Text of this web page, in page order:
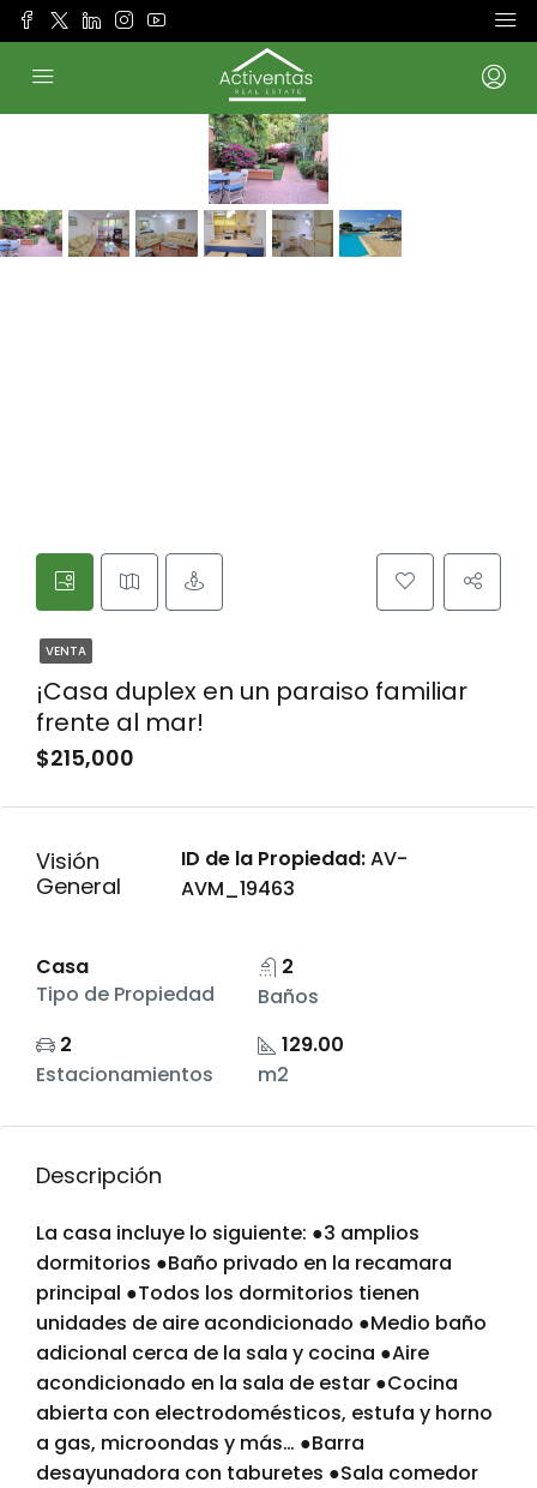
VENTA
¡Casa duplex en un paraiso familiar
frente al mar!
$215,000
Visión
General
ID de la Propiedad:AV-
AVM_19463
Casa
Tipo de Propiedad
2
Baños
2
Estacionamientos
129.00
m2
Descripción
La casa incluye lo siguiente: ●3 amplios
dormitorios ●Baño privado en la recamara
principal ●Todos los dormitorios tienen
unidades de aire acondicionado ●Medio baño
adicional cerca de la sala y cocina ●Aire
acondicionado en la sala de estar ●Cocina
abierta con electrodomésticos, estufa y horno
a gas, microondas y más… ●Barra
desayunadora con taburetes ●Sala comedor